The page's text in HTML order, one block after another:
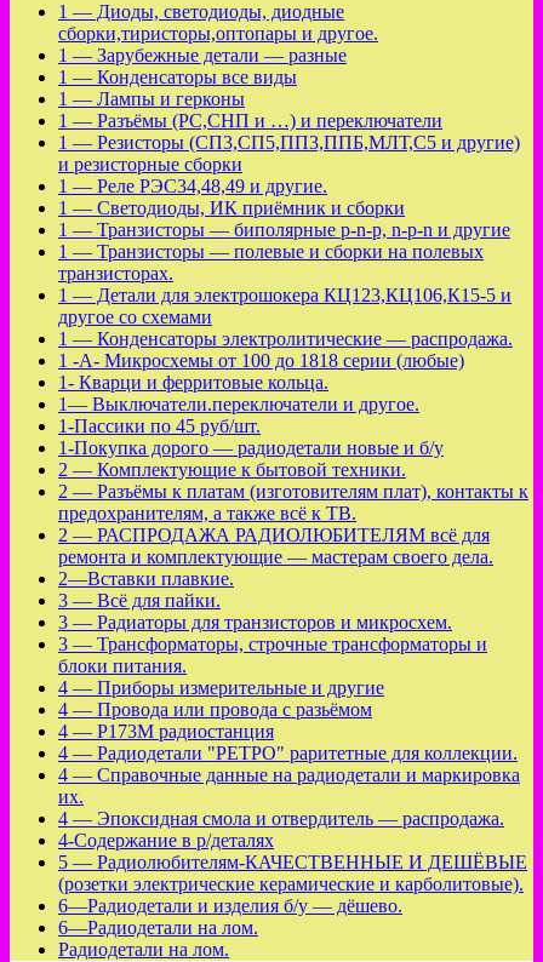
1 — Диоды, светодиоды, диодные
сборки,тиристоры,оптопары и другое.
1 — Зарубежные детали — разные
1 — Конденсаторы все виды
1 — Лампы и герконы
1 — Разъёмы (РС,СНП и …) и переключатели
1 — Резисторы (СП3,СП5,ПП3,ППБ,МЛТ,С5 и другие)
и резисторные сборки
1 — Реле РЭС34,48,49 и другие.
1 — Светодиоды, ИК приёмник и сборки
1 — Транзисторы — биполярные p-n-p, n-p-n и другие
1 — Транзисторы — полевые и сборки на полевых
транзисторах.
1 — Детали для электрошокера КЦ123,КЦ106,К15-5 и
другое со схемами
1 — Конденсаторы электролитические — распродажа.
1 -А- Микросхемы от 100 до 1818 серии (любые)
1- Кварци и ферритовые кольца.
1— Выключатели.переключатели и другое.
1-Пассики по 45 руб/шт.
1-Покупка дорого — радиодетали новые и б/у
2 — Комплектующие к бытовой техники.
2 — Разъёмы к платам (изготовителям плат), контакты к
предохранителям, а также всё к ТВ.
2 — РАСПРОДАЖА РАДИОЛЮБИТЕЛЯМ всё для
ремонта и комплектующие — мастерам своего дела.
2—Вставки плавкие.
3 — Всё для пайки.
3 — Радиаторы для транзисторов и микросхем.
3 — Трансформаторы, строчные трансформаторы и
блоки питания.
4 — Приборы измерительные и другие
4 — Провода или провода с разьёмом
4 — Р173М радиостанция
4 — Радиодетали "РЕТРО" раритетные для коллекции.
4 — Справочные данные на радиодетали и маркировка
их.
4 — Эпоксидная смола и отвердитель — распродажа.
4-Содержание в р/деталях
5 — Радиолюбителям-КАЧЕСТВЕННЫЕ И ДЕШЁВЫЕ
(розетки электрические керамические и карболитовые).
6—Радиодетали и изделия б/у — дёшево.
6—Радиодетали на лом.
Радиодетали на лом.